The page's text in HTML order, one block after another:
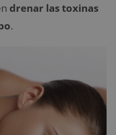
drenar las toxinas
.